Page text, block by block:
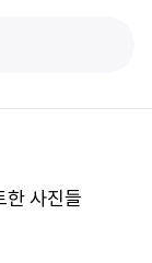
한 사진들